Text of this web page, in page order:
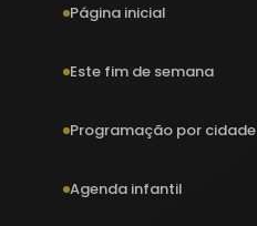
Página inicial
Este fim de semana
Programação por cidade
Agenda infantil